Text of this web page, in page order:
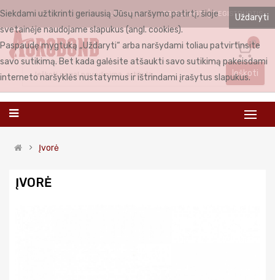
LIETUVIŲ PRISIJUNGTI REGISTRUOTIS
0
Ieškoti
Įvorė
ĮVORĖ
Uždaryti
Siekdami užtikrinti geriausią Jūsų naršymo patirtį, šioje
svetainėje naudojame slapukus (angl. cookies).
Paspaudę mygtuką „Uždaryti“ arba naršydami toliau patvirtinsite
savo sutikimą. Bet kada galėsite atšaukti savo sutikimą pakeisdami
interneto naršyklės nustatymus ir ištrindami įrašytus slapukus.